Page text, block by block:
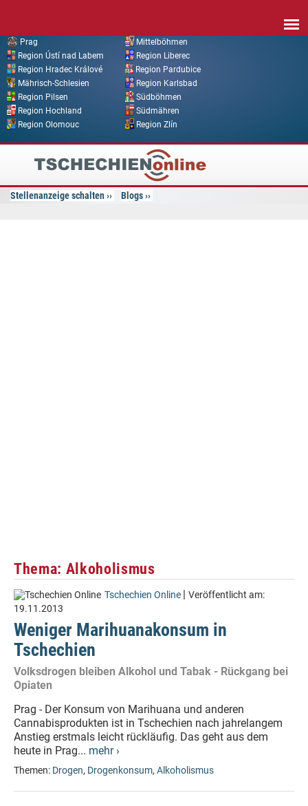
Prag
Mittelböhmen
Region Ústí nad Labem
Region Liberec
Region Hradec Králové
Region Pardubice
Mährisch-Schlesien
Region Karlsbad
Region Pilsen
Südböhmen
Region Hochland
Südmähren
Region Olomouc
Region Zlín
Tschechien
Online
Stellenanzeige schalten Blogs
Thema: Alkoholismus
Tschechien Online | Veröffentlicht am:
19.11.2013
Weniger Marihuanakonsum in
Tschechien
Volksdrogen bleiben Alkohol und Tabak - Rückgang bei
Opiaten
Prag - Der Konsum von Marihuana und anderen
Cannabisprodukten ist in Tschechien nach jahrelangem
Anstieg erstmals leicht rückläufig. Das geht aus dem
heute in Prag... mehr ›
Themen: Drogen, Drogenkonsum, Alkoholismus